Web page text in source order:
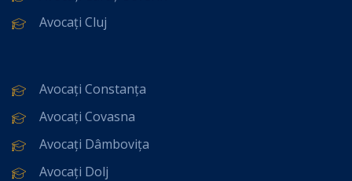
Avocați Cluj
Avocați Constanța
Avocați Covasna
Avocați Dâmbovița
Avocați Dolj